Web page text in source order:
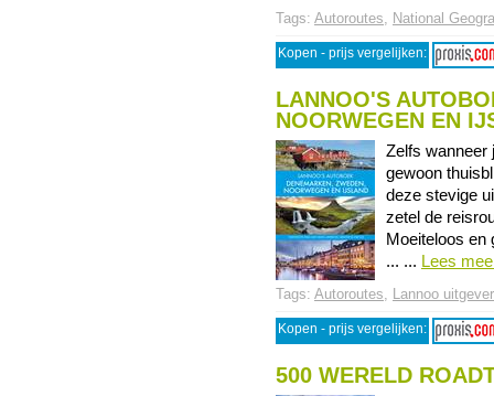
Tags: Autoroutes, National
Kopen - prijs vergelijken:
LANNOO'S
NOORWEGEN EN
Zelfs wanneer
gewoon
deze stevige
zetel de
Moeiteloos en
... ... Lees
Tags: Autoroutes, Lannoo
Kopen - prijs vergelijken:
500 WERELD